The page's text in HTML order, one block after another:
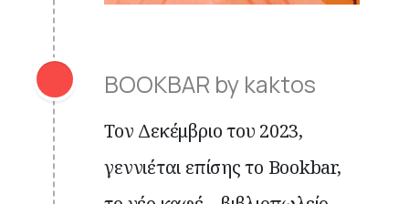
BOOKBAR by kaktos
Τον Δεκέμβριο του 2023,
γεννιέται επίσης το Bookbar,